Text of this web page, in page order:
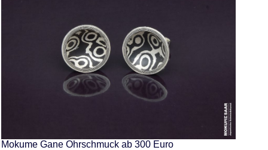
Mokume Gane Ohrschmuck ab 300 Euro